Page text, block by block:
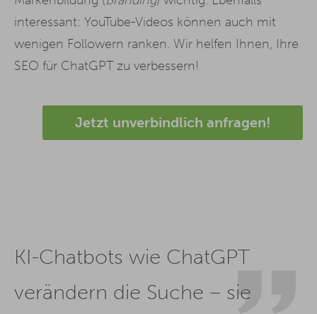
interessant: YouTube-Videos können auch mit
wenigen Followern ranken. Wir helfen Ihnen, Ihre
SEO für ChatGPT zu verbessern!
Jetzt unverbindlich anfragen!
KI-Chatbots wie ChatGPT
verändern die Suche – sie